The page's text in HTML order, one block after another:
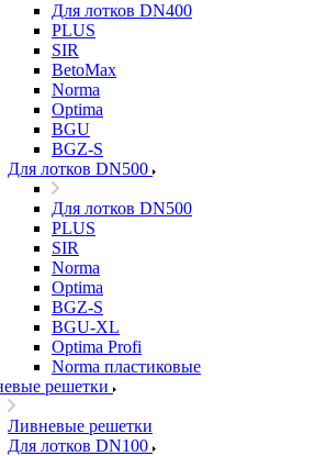
Для лотков DN400
PLUS
SIR
BetoMax
Norma
Optima
BGU
BGZ-S
Для лотков DN500
Для лотков DN500
PLUS
SIR
Norma
Optima
BGZ-S
BGU-XL
Optima Profi
Norma пластиковые
решетки
Ливневые решетки
Для лотков DN100